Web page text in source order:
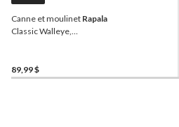
Canne et moulinet Rapala
Classic Walleye,
89,99 $